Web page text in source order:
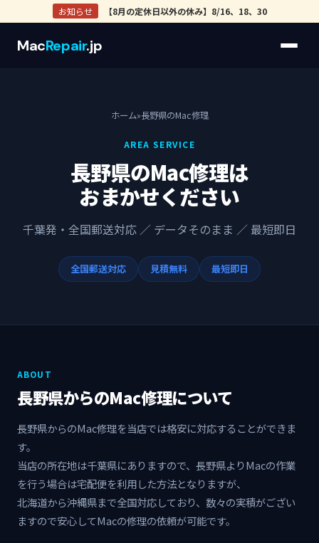
お知らせ 【8月の定休日以外の休み】8/16、18、30
MacRepair.jp
ホーム»長野県のMac修理
AREA SERVICE
長野県のMac修理は
おまかせください
千葉発・全国郵送対応 ／ データそのまま ／ 最短即日
全国郵送対応 見積無料 最短即日
ABOUT
長野県からのMac修理について
長野県からのMac修理を当店では格安に対応することができま
す。
当店の所在地は千葉県にありますので、長野県よりMacの作業
を行う場合は宅配便を利用した方法となりますが、
北海道から沖縄県まで全国対応しており、数々の実積がござい
ますので安心してMacの修理の依頼が可能です。